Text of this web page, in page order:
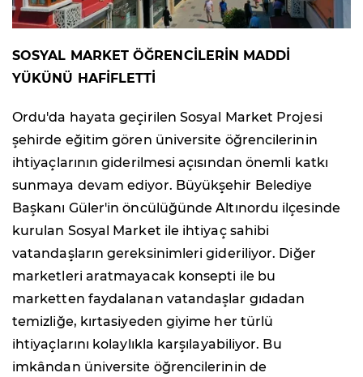
SOSYAL MARKET ÖĞRENCİLERİN MADDİ
YÜKÜNÜ HAFİFLETTİ
Ordu'da hayata geçirilen Sosyal Market Projesi
şehirde eğitim gören üniversite öğrencilerinin
ihtiyaçlarının giderilmesi açısından önemli katkı
sunmaya devam ediyor. Büyükşehir Belediye
Başkanı Güler'in öncülüğünde Altınordu ilçesinde
kurulan Sosyal Market ile ihtiyaç sahibi
vatandaşların gereksinimleri gideriliyor. Diğer
marketleri aratmayacak konsepti ile bu
marketten faydalanan vatandaşlar gıdadan
temizliğe, kırtasiyeden giyime her türlü
ihtiyaçlarını kolaylıkla karşılayabiliyor. Bu
imkândan üniversite öğrencilerinin de